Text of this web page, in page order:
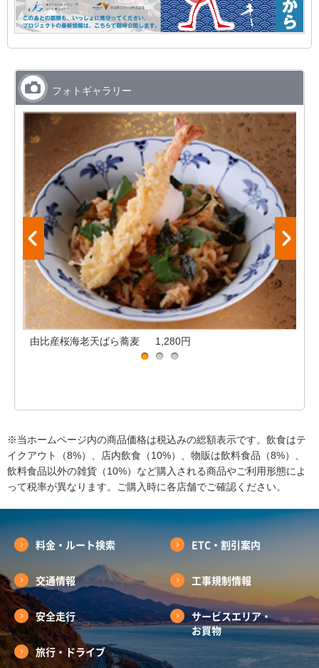
フォトギャラリー
由比産桜海老天ばら蕎麦 1,280円
※当ホームページ内の商品価格は税込みの総額表示です。飲食はテ
イクアウト（8%）、店内飲食（10%）、物販は飲料食品（8%）、
飲料食品以外の雑貨（10%）など購入される商品やご利用形態によ
って税率が異なります。ご購入時に各店舗でご確認ください。
料金・ルート検索 ETC・割引案内
交通情報 工事規制情報
安全走行
サービスエリア・
お買物
旅行・ドライブ